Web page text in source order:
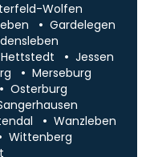
Wolfen
Gardelegen
Hettstedt
Jessen
Merseburg
Osterburg
Wanzleben
Wittenberg